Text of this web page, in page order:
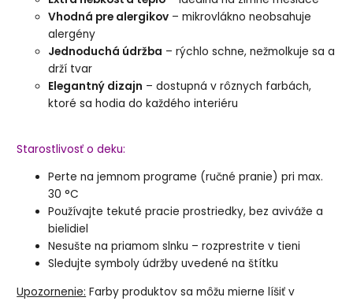
Vhodná pre alergikov – mikrovlákno neobsahuje
alergény
Jednoduchá údržba – rýchlo schne, nežmolkuje sa a
drží tvar
Elegantný dizajn – dostupná v rôznych farbách,
ktoré sa hodia do každého interiéru
Starostlivosť o deku:
Perte na jemnom programe (ručné pranie) pri max.
30 °C
Používajte tekuté pracie prostriedky, bez aviváže a
bielidiel
Nesušte na priamom slnku – rozprestrite v tieni
Sledujte symboly údržby uvedené na štítku
Upozornenie: Farby produktov sa môžu mierne líšiť v